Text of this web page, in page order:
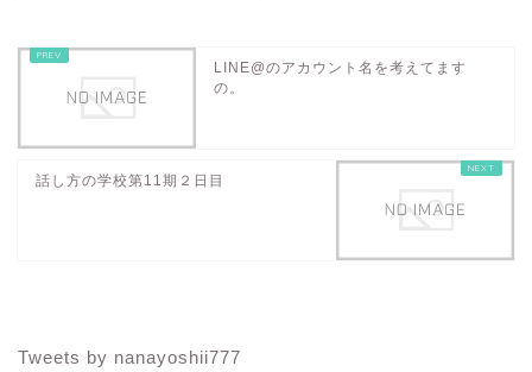
LINE@のアカウント名を考えてます
の。
話し方の学校第11期２日目
Tweets by nanayoshii777